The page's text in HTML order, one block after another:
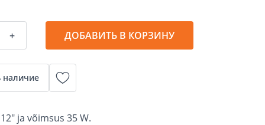
+ ДОБАВИТЬ В КОРЗИНУ
наличие
ja võimsus 35 W.